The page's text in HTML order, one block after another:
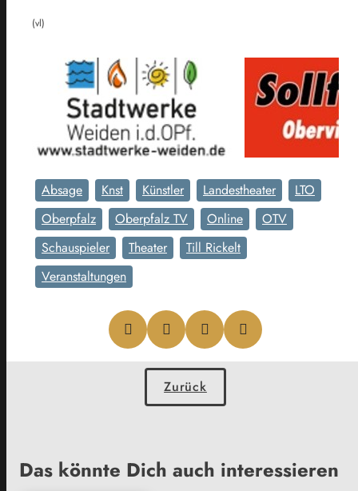
(vl)
Absage Knst Künstler Landestheater
LTO
Oberpfalz
Oberpfalz TV Online
OTV
Schauspieler
Theater
Till Rickelt
Veranstaltungen
Zurück
Das könnte Dich auch interessieren